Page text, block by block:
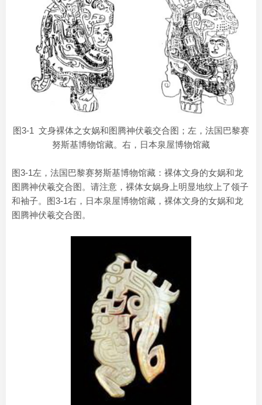
图3-1 文身裸体之女娲和图腾神伏羲交合图；左，法国巴黎赛
努斯基博物馆藏。右，日本泉屋博物馆藏
图3-1左，法国巴黎赛努斯基博物馆藏：裸体文身的女娲和龙
图腾神伏羲交合图。请注意，裸体女娲身上明显地纹上了领子
和袖子。图3-1右，日本泉屋博物馆藏，裸体文身的女娲和龙
图腾神伏羲交合图。